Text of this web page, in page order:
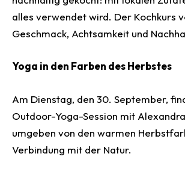
alles verwendet wird. Der Kochkurs
Geschmack, Achtsamkeit und
Yoga in den Farben des Herbstes
Am Dienstag, den 30. September,
Outdoor-Yoga-Session mit
umgeben von den warmen
Verbindung mit der Natur.